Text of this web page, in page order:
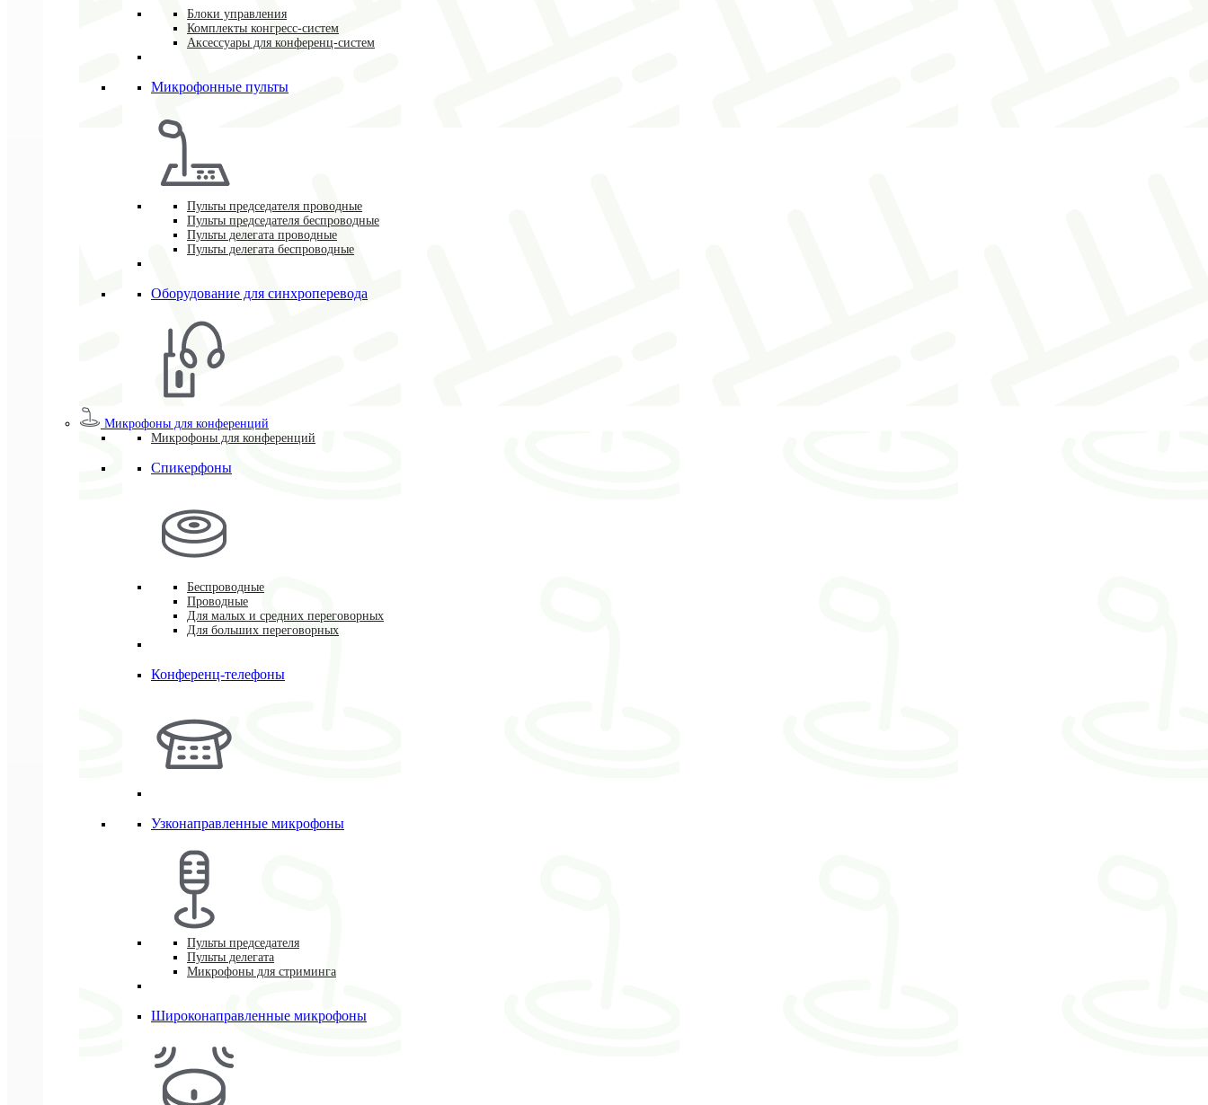
Блоки управления
Комплекты конгресс-систем
Аксессуары для конференц-систем
Микрофонные пульты
Пульты председателя проводные
Пульты председателя беспроводные
Пульты делегата проводные
Пульты делегата беспроводные
Оборудование для синхроперевода
Микрофоны для конференций
Микрофоны для конференций
Спикерфоны
Беспроводные
Проводные
Для малых и средних переговорных
Для больших переговорных
Конференц-телефоны
Узконаправленные микрофоны
Пульты председателя
Пульты делегата
Микрофоны для стриминга
Широконаправленные микрофоны